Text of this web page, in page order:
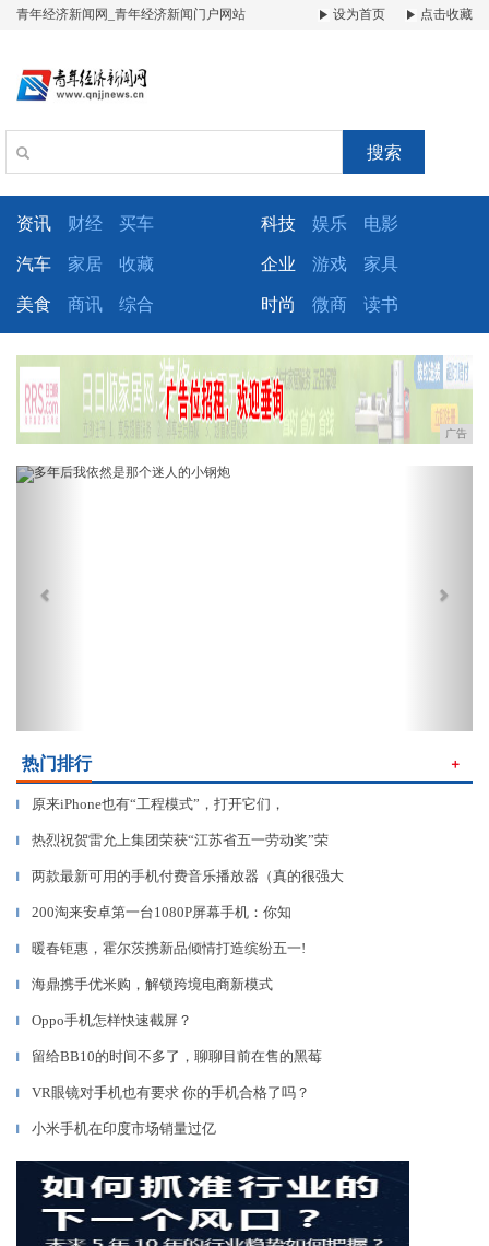
青年经济新闻网_青年经济新闻门户网站 设为首页 点击收藏
搜索
资讯 财经 买车 科技 娱乐 电影
汽车 家居 收藏 企业 游戏 家具
美食 商讯 综合 时尚 微商 读书
广告
Previous
热门排行 ＋
▎ 原来iPhone也有“工程模式”，打开它们，
▎ 热烈祝贺雷允上集团荣获“江苏省五一劳动奖”荣
▎ 两款最新可用的手机付费音乐播放器（真的很强大
▎ 200淘来安卓第一台1080P屏幕手机：你知
▎ 暖春钜惠，霍尔茨携新品倾情打造缤纷五一!
▎ 海鼎携手优米购，解锁跨境电商新模式
▎ Oppo手机怎样快速截屏？
▎ 留给BB10的时间不多了，聊聊目前在售的黑莓
▎ VR眼镜对手机也有要求 你的手机合格了吗？
▎ 小米手机在印度市场销量过亿